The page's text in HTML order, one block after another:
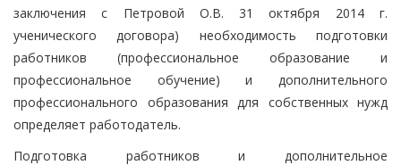
заключения с Петровой О.В. 31 октября 2014 г.
ученического договора) необходимость подготовки
работников (профессиональное образование и
профессиональное обучение) и дополнительного
профессионального образования для собственных нужд
определяет работодатель.
Подготовка работников и дополнительное